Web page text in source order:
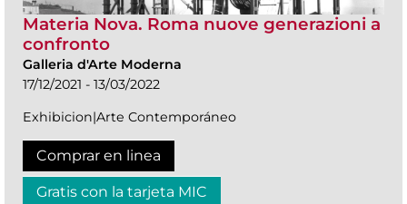
Materia Nova. Roma nuove generazioni a
confronto
Galleria d'Arte Moderna
17/12/2021 - 13/03/2022
Exhibicion|Arte Contemporáneo
Comprar en linea
Gratis con la tarjeta MIC